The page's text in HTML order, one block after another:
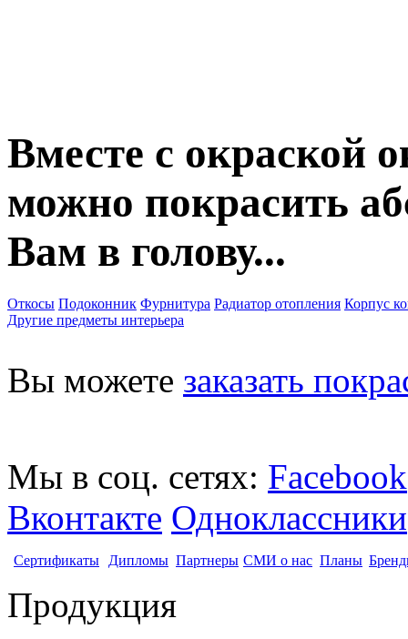
Вместе с окраской
можно покрасить
Вам в голову...
Откосы Подоконник Фурнитура Радиатор отопления Корпус
Другие предметы интерьера
Вы можете заказать
Мы в соц. сетях: Facebook
Вконтакте Одноклассники
Сертификаты Дипломы Партнеры СМИ о нас Планы
Продукция